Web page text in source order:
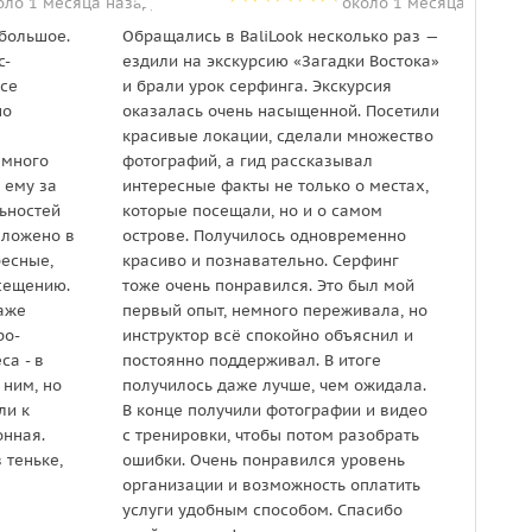
ему за
в
- в
ним, но
к
Обращались в BaliLook несколько раз —
ездили на экскурсию «Загадки Востока»
и брали урок серфинга. Экскурсия
оказалась очень насыщенной. Посетили
красивые локации, сделали множество
фотографий, а гид рассказывал
интересные факты не только о местах,
которые посещали, но и о самом
острове. Получилось одновременно
красиво и познавательно. Серфинг
тоже очень понравился. Это был мой
первый опыт, немного переживала, но
инструктор всё спокойно объяснил и
постоянно поддерживал. В итоге
получилось даже лучше, чем ожидала.
В конце получили фотографии и видео
с тренировки, чтобы потом разобрать
ошибки. Очень понравился уровень
организации и возможность оплатить
услуги удобным способом. Спасибо